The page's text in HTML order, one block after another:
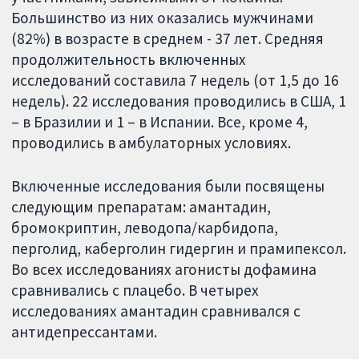
Большинство из них оказались мужчинами
(82%) в возрасте в среднем - 37 лет. Средняя
продолжительность включенных
исследований составила 7 недель (от 1,5 до 16
недель). 22 исследования проводились в США, 1
– в Бразилии и 1 – в Испании. Все, кроме 4,
проводились в амбулаторных условиях.
Включенные исследования были посвящены
следующим препаратам: амантадин,
бромокриптин, леводопа/карбидопа,
перголид, каберголин гидергин и прамипексол.
Во всех исследованиях агонисты дофамина
сравнивались с плацебо. В четырех
исследованиях амантадин сравнивался с
антидепрессантами.